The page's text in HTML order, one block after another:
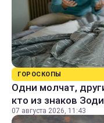
ГОРОСКОПЫ
Одни молчат,
кто из знаков
07 августа 2026, 11:43